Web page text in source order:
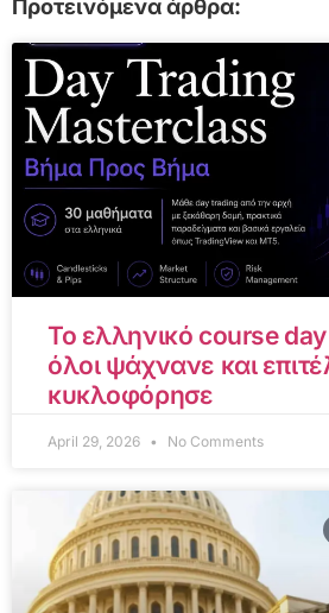
Προτεινόμενα άρθρα:
Το ελληνικό course
όλοι ψάχνανε και
κυκλοφόρησε
April 29, 2026 No Comments